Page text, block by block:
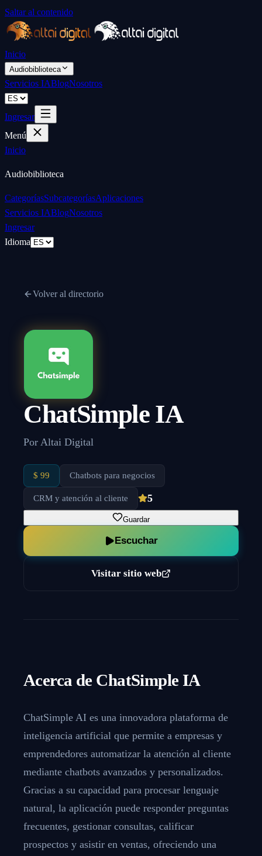
Saltar al contenido
Inicio
Audiobiblioteca
Servicios IABlogNosotros
Ingresar
Menú
Inicio
Audiobiblioteca
CategoríasSubcategoríasAplicaciones
Servicios IABlogNosotros
Ingresar
Idioma
Volver al directorio
ChatSimple IA
Por Altai Digital
$ 99 Chatbots para negocios
CRM y atención al cliente 5
Guardar
Escuchar
Visitar sitio web
Acerca de ChatSimple IA
ChatSimple AI es una innovadora plataforma de
inteligencia artificial que permite a empresas y
emprendedores automatizar la atención al cliente
mediante chatbots avanzados y personalizados.
Gracias a su capacidad para procesar lenguaje
natural, la aplicación puede responder preguntas
frecuentes, gestionar consultas, calificar
prospectos y asistir en ventas, ofreciendo una